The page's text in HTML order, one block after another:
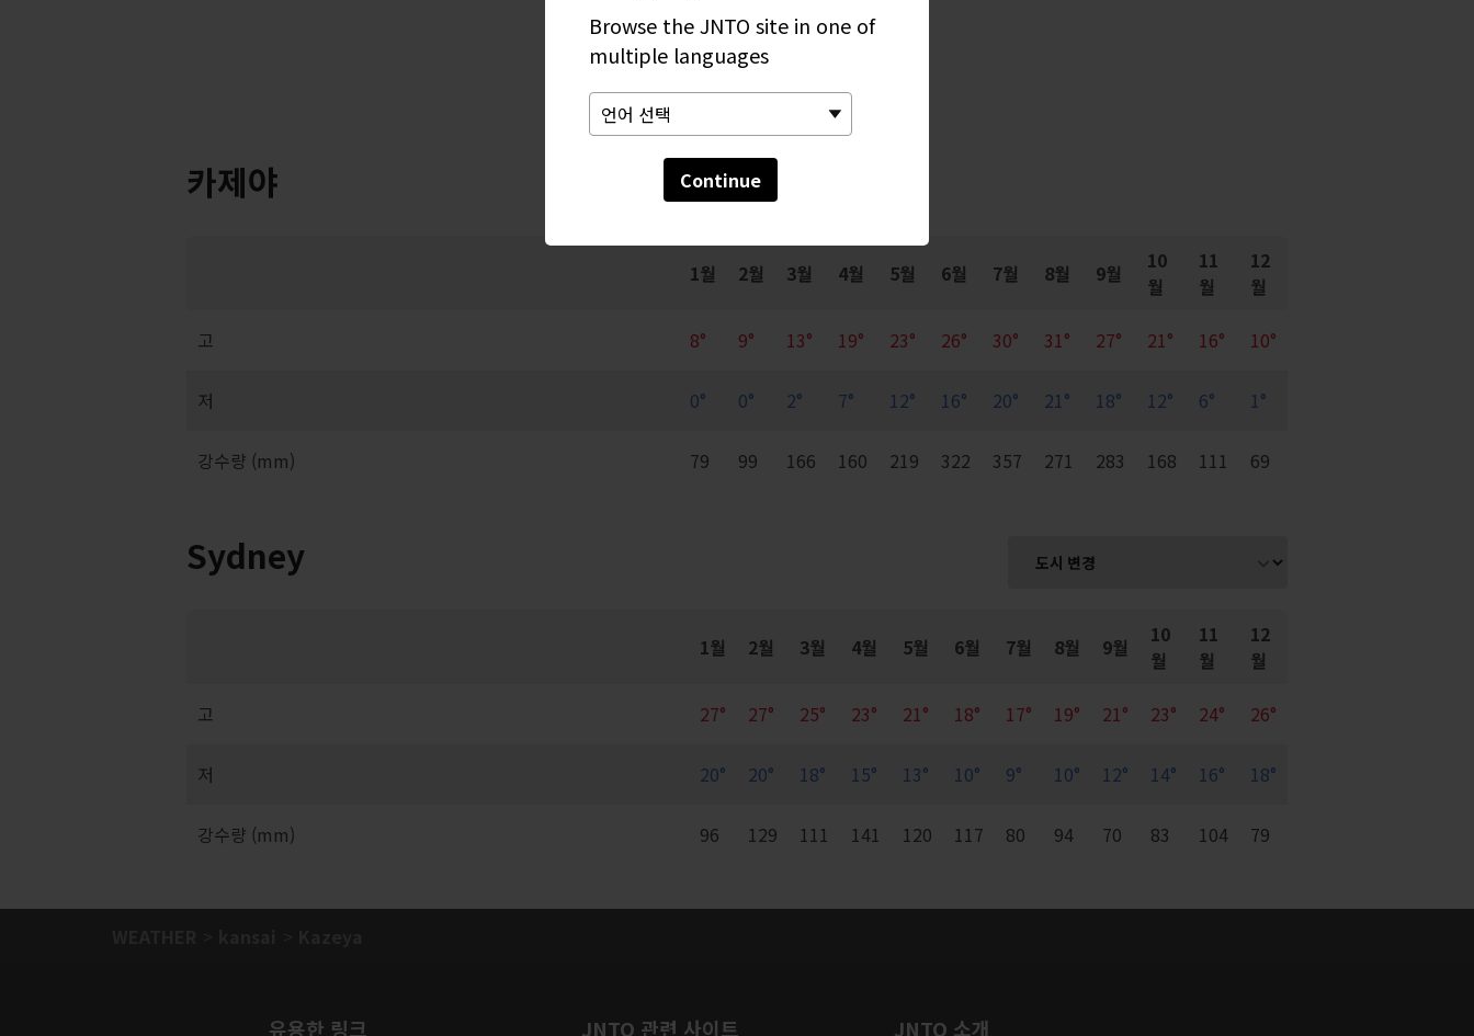
Browse the JNTO site in one of
multiple languages
Continue
월간 동향
카제야
1월 2월 3월 4월 5월 6월 7월 8월 9월
10
월
11
월
12
월
고 8° 9° 13° 19° 23° 26° 30° 31° 27° 21° 16° 10°
저 0° 0° 2° 7° 12° 16° 20° 21° 18° 12° 6° 1°
강수량 (mm) 79 99 166 160 219 322 357 271 283 168 111 69
Sydney
1월 2월 3월 4월 5월 6월 7월 8월 9월
10
월
11
월
12
월
고 27° 27° 25° 23° 21° 18° 17° 19° 21° 23° 24° 26°
저 20° 20° 18° 15° 13° 10° 9° 10° 12° 14° 16° 18°
강수량 (mm) 96 129 111 141 120 117 80 94 70 83 104 79
유용한 링크 JNTO 관련 사이트 JNTO 소개